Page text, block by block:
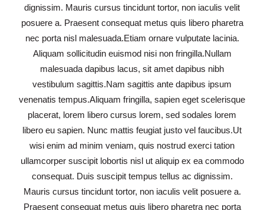
dignissim. Mauris cursus tincidunt tortor, non iaculis velit
posuere a. Praesent consequat metus quis libero pharetra
nec porta nisl malesuada.Etiam ornare vulputate lacinia.
Aliquam sollicitudin euismod nisi non fringilla.Nullam
malesuada dapibus lacus, sit amet dapibus nibh
vestibulum sagittis.Nam sagittis ante dapibus ipsum
venenatis tempus.Aliquam fringilla, sapien eget scelerisque
placerat, lorem libero cursus lorem, sed sodales lorem
libero eu sapien. Nunc mattis feugiat justo vel faucibus.Ut
wisi enim ad minim veniam, quis nostrud exerci tation
ullamcorper suscipit lobortis nisl ut aliquip ex ea commodo
consequat. Duis suscipit tempus tellus ac dignissim.
Mauris cursus tincidunt tortor, non iaculis velit posuere a.
Praesent consequat metus quis libero pharetra nec porta